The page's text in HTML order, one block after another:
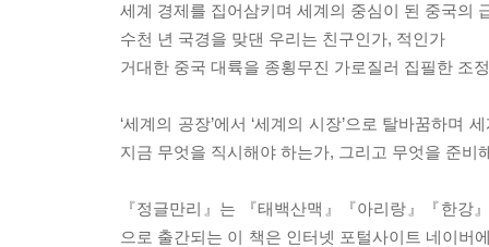
세계 경제를 집어삼키며 세계의 중심이 된 중국의
수천 년 국경을 맞댄 우리는 친구인가, 적인가
거대한 중국 대륙을 종횡무진 가로질러 집필한 조
‘세계의 공장’에서 ‘세계의 시장’으로 탈바꿈하
지금 무엇을 직시해야 하는가, 그리고 무엇을 준비
『정글만리』는 『태백산맥』『아리랑』『한강
으로 출간되는 이 책은 인터넷 포털사이트 네이버